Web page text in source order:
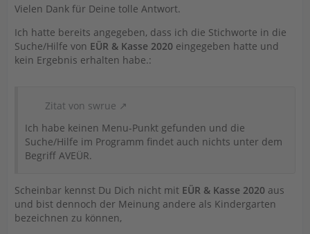
Vielen Dank für Deine tolle Antwort.
Ich hatte bereits angegeben, dass ich die Stichworte in die
Suche/Hilfe von EÜR & Kasse 2020 eingegeben hatte und
kein Ergebnis erhalten habe.:
Zitat von swrue
Ich habe keinen Menu-Punkt gefunden und die
Suche/Hilfe im Programm findet auch nichts unter dem
Begriff AVEÜR.
Scheinbar kennst Du Dich nicht mit EÜR & Kasse 2020 aus
und bist dennoch der Meinung andere als Kindergarten
bezeichnen zu können,